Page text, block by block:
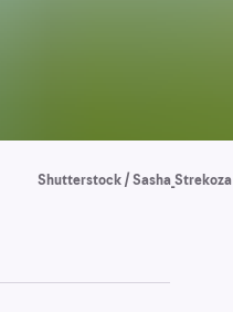
Shutterstock / Sasha_Strekoza